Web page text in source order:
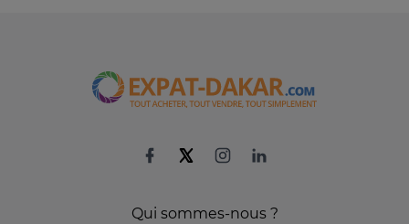
Qui sommes-nous ?